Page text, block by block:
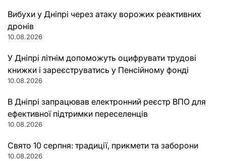
Вибухи у Дніпрі через атаку ворожих реактивних
дронів
10.08.2026
У Дніпрі літнім допоможуть оцифрувати трудові
книжки і зареєструватись у Пенсійному фонді
10.08.2026
В Дніпрі запрацював електронний реєстр ВПО для
ефективної підтримки переселенців
10.08.2026
Свято 10 серпня: традиції, прикмети та заборони
10.08.2026